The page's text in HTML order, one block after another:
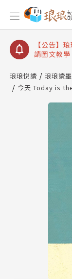
【公告】
【公告】
【公告】
請圖文教學
查詢
【公告】琅
琅琅悅讀 琅琅讀墨
今天 Today is